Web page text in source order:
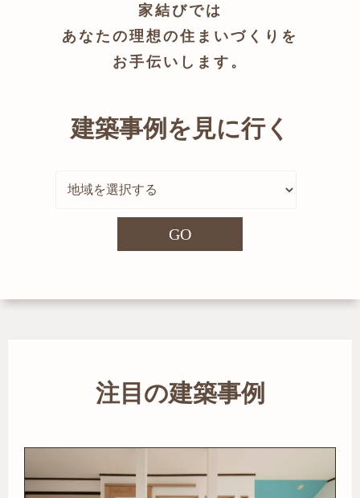
家結びでは
あなたの理想の住まいづくりを
お手伝いします。
建築事例を見に行く
GO
注目の建築事例